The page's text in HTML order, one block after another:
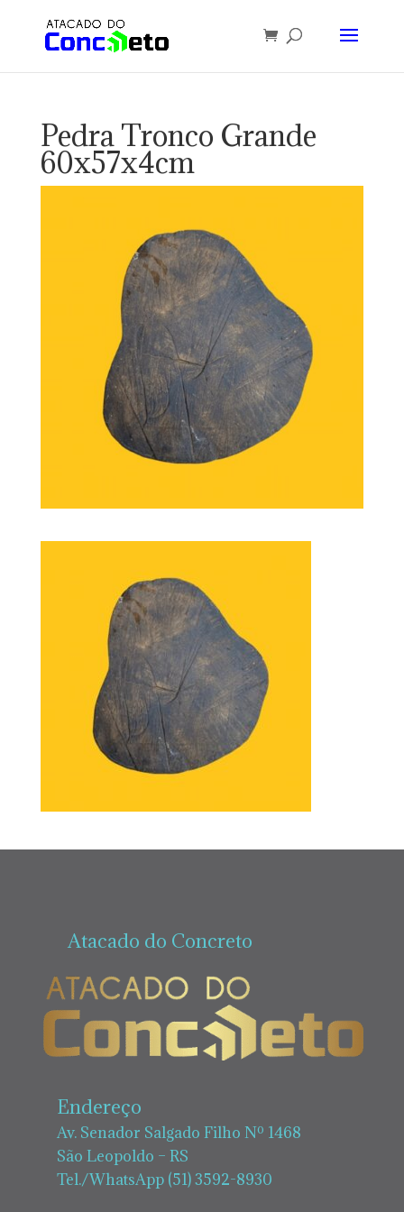
Pedra Tronco Grande
60x57x4cm
Atacado do Concreto
Endereço
Av. Senador Salgado Filho Nº 1468
São Leopoldo – RS
Tel./WhatsApp (51) 3592-8930